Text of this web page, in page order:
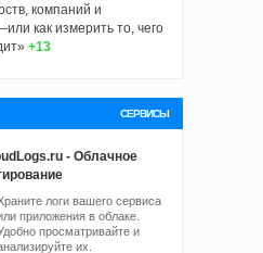
компаний и
как измерить то, чего
+13
СЕРВИСЫ
- Облачное
логи вашего сервиса
приложения в облаке.
просматривайте и
их.